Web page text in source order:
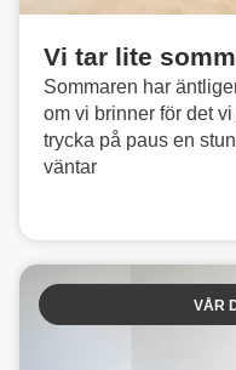
Vi tar lite
Sommaren har
om vi brinner för det
trycka på paus en
väntar
VÅR